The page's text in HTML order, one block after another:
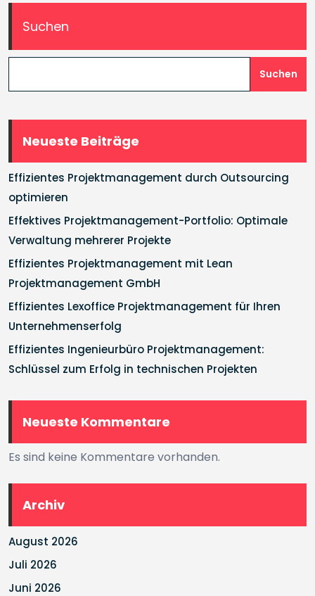
Suchen
Suchen
Neueste Beiträge
Effizientes Projektmanagement durch Outsourcing
optimieren
Effektives Projektmanagement-Portfolio: Optimale
Verwaltung mehrerer Projekte
Effizientes Projektmanagement mit Lean
Projektmanagement GmbH
Effizientes Lexoffice Projektmanagement für Ihren
Unternehmenserfolg
Effizientes Ingenieurbüro Projektmanagement:
Schlüssel zum Erfolg in technischen Projekten
Neueste Kommentare
Es sind keine Kommentare vorhanden.
Archiv
August 2026
Juli 2026
Juni 2026